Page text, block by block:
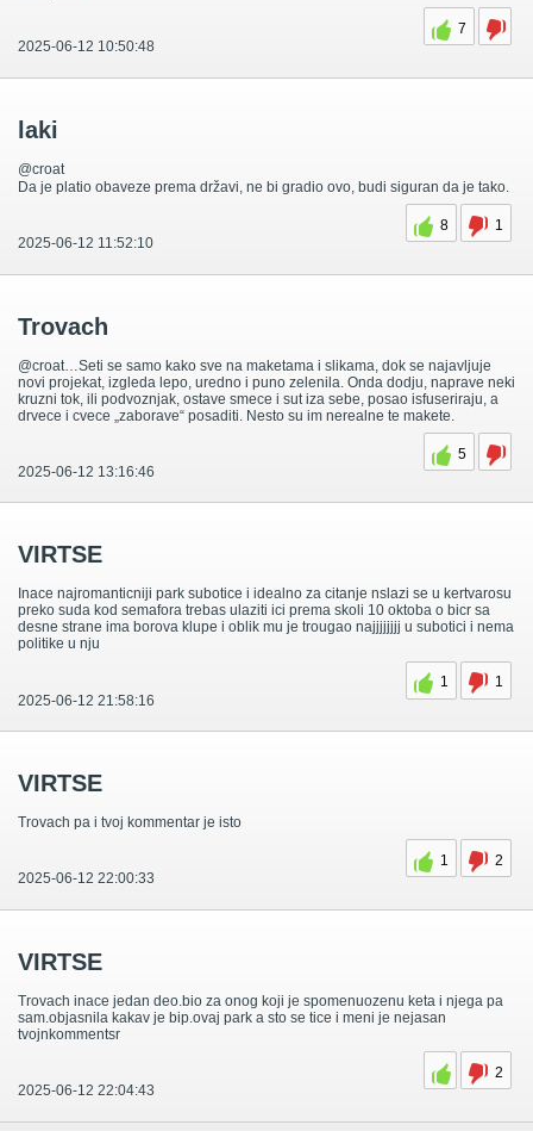
7
2025-06-12 10:50:48
laki
@croat
Da je platio obaveze prema državi, ne bi gradio ovo, budi siguran da je tako.
8
1
2025-06-12 11:52:10
Trovach
@croat…Seti se samo kako sve na maketama i slikama, dok se najavljuje
novi projekat, izgleda lepo, uredno i puno zelenila. Onda dodju, naprave neki
kruzni tok, ili podvoznjak, ostave smece i sut iza sebe, posao isfuseriraju, a
drvece i cvece „zaborave“ posaditi. Nesto su im nerealne te makete.
5
2025-06-12 13:16:46
VIRTSE
Inace najromanticniji park subotice i idealno za citanje nslazi se u kertvarosu
preko suda kod semafora trebas ulaziti ici prema skoli 10 oktoba o bicr sa
desne strane ima borova klupe i oblik mu je trougao najjjjjjjj u subotici i nema
politike u nju
1
1
2025-06-12 21:58:16
VIRTSE
Trovach pa i tvoj kommentar je isto
1
2
2025-06-12 22:00:33
VIRTSE
Trovach inace jedan deo.bio za onog koji je spomenuozenu keta i njega pa
sam.objasnila kakav je bip.ovaj park a sto se tice i meni je nejasan
tvojnkommentsr
2
2025-06-12 22:04:43